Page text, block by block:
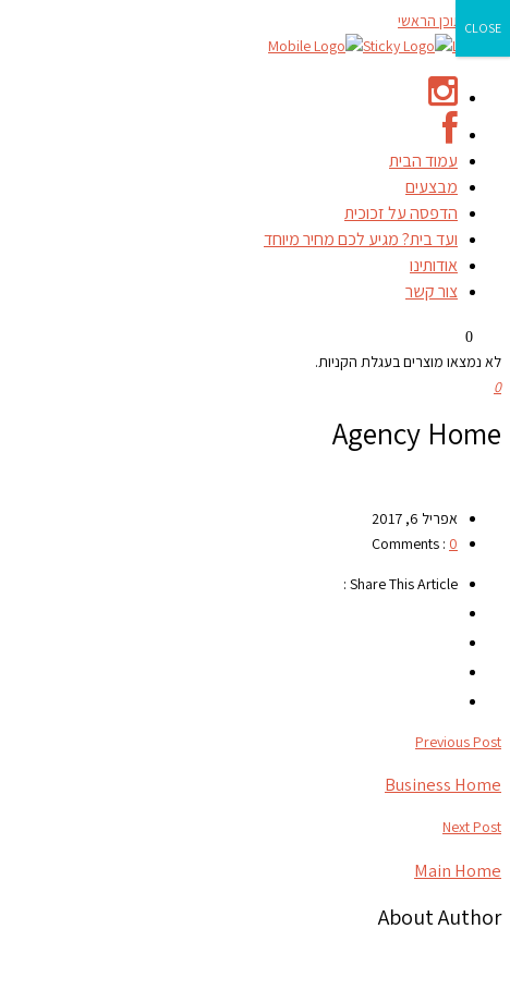
דילוג לתוכן הראשי
עמוד הבית
מבצעים
הדפסה על זכוכית
ועד בית? מגיע לכם מחיר מיוחד
אודותינו
צור קשר
0
לא נמצאו מוצרים בעגלת הקניות.
0
Agency Home
אפריל 6, 2017
Comments : 0
Share This Article :
Previous Post
Business Home
Next Post
Main Home
About Author
CLOSE